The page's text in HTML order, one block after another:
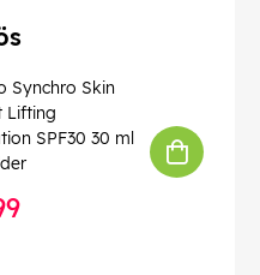
Synchro Skin
Lifting
SPF30 30 ml